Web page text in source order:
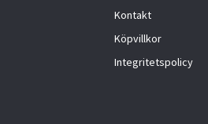
Kontakt
Köpvillkor
Integritetspolicy